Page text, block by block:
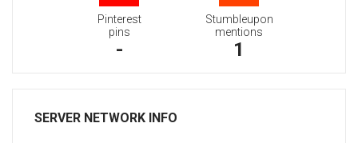
Pinterest
pins
-
Stumbleupon
mentions
1
SERVER NETWORK INFO